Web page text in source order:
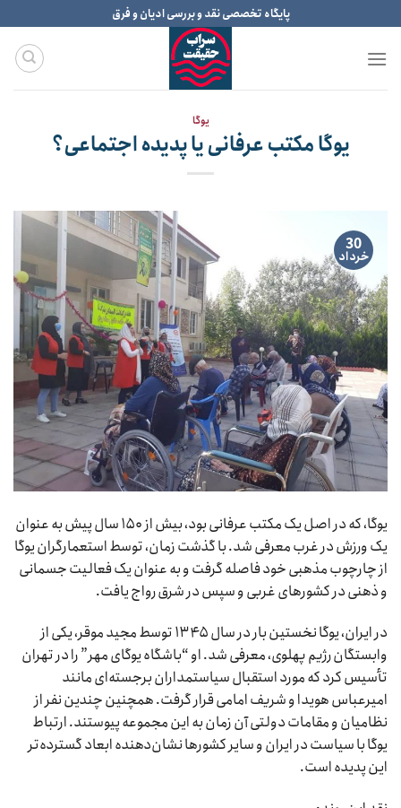
to
content
پایگاه تخصصی نقد و بررسی ادیان و فرق
یوگا
یوگا مکتب عرفانی یا پدیده اجتماعی؟
30
خرداد
یوگا، که در اصل یک مکتب عرفانی بود، بیش از ۱۵۰ سال پیش به عنوان
یک ورزش در غرب معرفی شد. با گذشت زمان، توسط استعمارگران یوگا
از چارچوب مذهبی خود فاصله گرفت و به عنوان یک فعالیت جسمانی
و ذهنی در کشورهای غربی و سپس در شرق رواج یافت.
در ایران، یوگا نخستین بار در سال ۱۳۴۵ توسط مجید موقر، یکی از
وابستگان رژیم پهلوی، معرفی شد. او “باشگاه یوگای مهر” را در تهران
تأسیس کرد که مورد استقبال سیاستمداران برجسته‌ای مانند
امیرعباس هویدا و شریف امامی قرار گرفت. همچنین چندین نفر از
نظامیان و مقامات دولتی آن زمان به این مجموعه پیوستند. ارتباط
یوگا با سیاست در ایران و سایر کشورها نشان‌دهنده ابعاد گسترده‌تر
این پدیده است.